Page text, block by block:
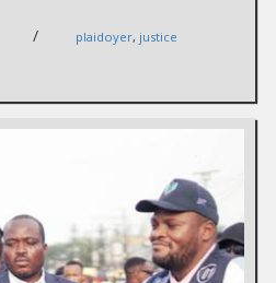
/ plaidoyer, justice